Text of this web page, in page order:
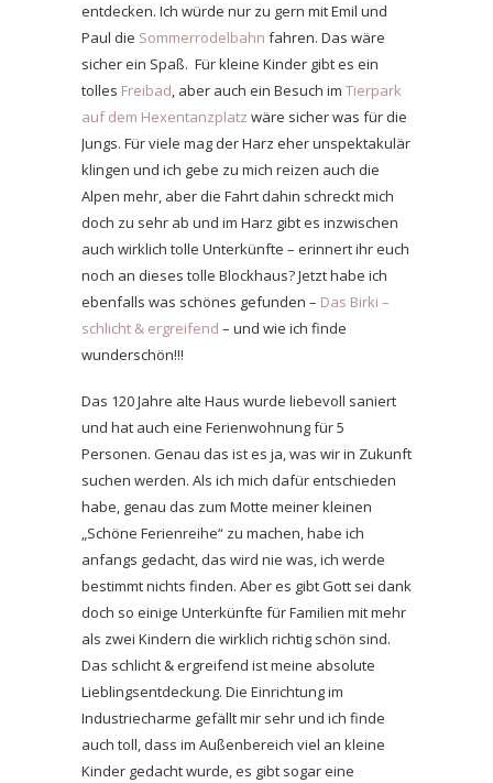
entdecken. Ich würde nur zu gern mit Emil und
Paul die Sommerrodelbahn fahren. Das wäre
sicher ein Spaß. Für kleine Kinder gibt es ein
tolles Freibad, aber auch ein Besuch im Tierpark
auf dem Hexentanzplatz wäre sicher was für die
Jungs. Für viele mag der Harz eher unspektakulär
klingen und ich gebe zu mich reizen auch die
Alpen mehr, aber die Fahrt dahin schreckt mich
doch zu sehr ab und im Harz gibt es inzwischen
auch wirklich tolle Unterkünfte – erinnert ihr euch
noch an dieses tolle Blockhaus? Jetzt habe ich
ebenfalls was schönes gefunden – Das Birki –
schlicht & ergreifend – und wie ich finde
wunderschön!!!
Das 120 Jahre alte Haus wurde liebevoll saniert
und hat auch eine Ferienwohnung für 5
Personen. Genau das ist es ja, was wir in Zukunft
suchen werden. Als ich mich dafür entschieden
habe, genau das zum Motte meiner kleinen
„Schöne Ferienreihe“ zu machen, habe ich
anfangs gedacht, das wird nie was, ich werde
bestimmt nichts finden. Aber es gibt Gott sei dank
doch so einige Unterkünfte für Familien mit mehr
als zwei Kindern die wirklich richtig schön sind.
Das schlicht & ergreifend ist meine absolute
Lieblingsentdeckung. Die Einrichtung im
Industriecharme gefällt mir sehr und ich finde
auch toll, dass im Außenbereich viel an kleine
Kinder gedacht wurde, es gibt sogar eine